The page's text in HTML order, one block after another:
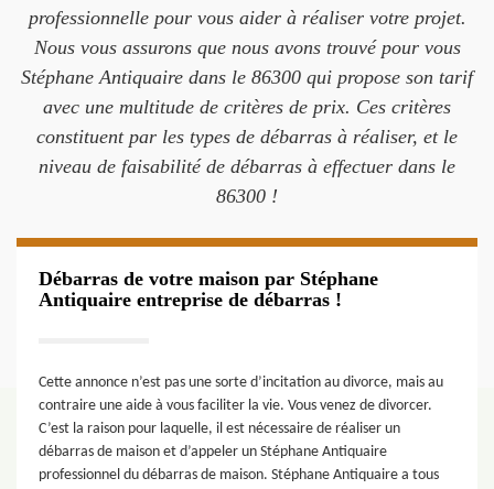
professionnelle pour vous aider à réaliser votre projet.
Nous vous assurons que nous avons trouvé pour vous
Stéphane Antiquaire dans le 86300 qui propose son tarif
avec une multitude de critères de prix. Ces critères
constituent par les types de débarras à réaliser, et le
niveau de faisabilité de débarras à effectuer dans le
86300 !
Débarras de votre maison par Stéphane
Antiquaire entreprise de débarras !
Cette annonce n’est pas une sorte d’incitation au divorce, mais au
contraire une aide à vous faciliter la vie. Vous venez de divorcer.
C’est la raison pour laquelle, il est nécessaire de réaliser un
débarras de maison et d’appeler un Stéphane Antiquaire
professionnel du débarras de maison. Stéphane Antiquaire a tous